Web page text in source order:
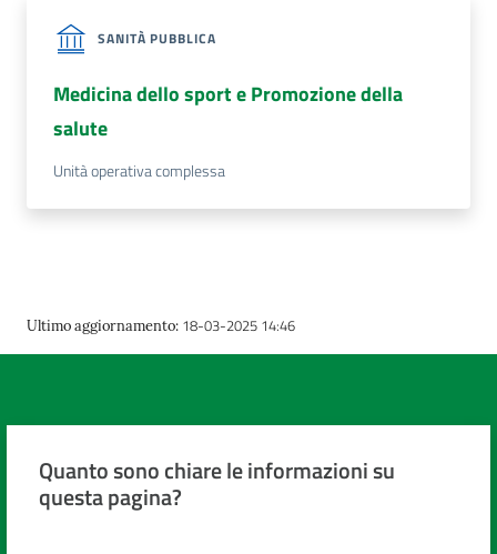
percorsi
Come
per...
e
territorio
Piacenza
SANITÀ PUBBLICA
Medicina dello sport e Promozione della
salute
Unità operativa complessa
Ultimo aggiornamento: 18-03-2025 14:46
Quanto sono chiare le informazioni su
questa pagina?